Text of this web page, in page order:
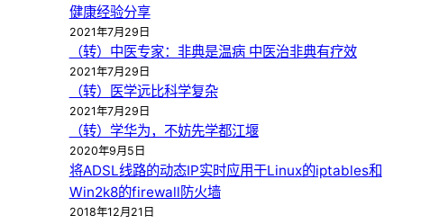
健康经验分享
2021年7月29日
（转）中医专家：非典是温病 中医治非典有疗效
2021年7月29日
（转）医学远比科学复杂
2021年7月29日
（转）学华为，不妨先学都江堰
2020年9月5日
将ADSL线路的动态IP实时应用于Linux的iptables和
Win2k8的firewall防火墙
2018年12月21日